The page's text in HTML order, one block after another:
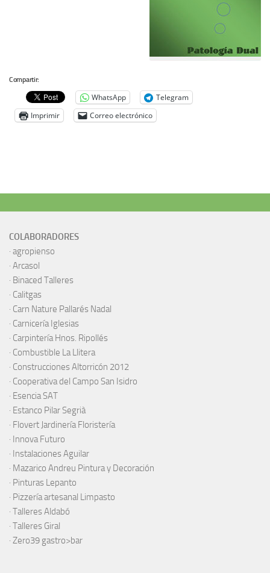
Compartir:
WhatsApp
Telegram
Imprimir
Correo electrónico
COLABORADORES
· agropienso
· Arcasol
· Binaced Talleres
· Calitgas
· Carn Nature Pallarés Nadal
· Carnicería Iglesias
· Carpintería Hnos. Ripollés
· Combustible La Llitera
· Construcciones Altorricón 2012
· Cooperativa del Campo San Isidro
· Esencia SAT
· Estanco Pilar Segrià
· Flovert Jardinería Floristería
· Innova Futuro
· Instalaciones Aguilar
· Mazarico Andreu Pintura y Decoración
· Pinturas Lepanto
· Pizzería artesanal Limpasto
· Talleres Aldabó
· Talleres Giral
· Zero39 gastro>bar